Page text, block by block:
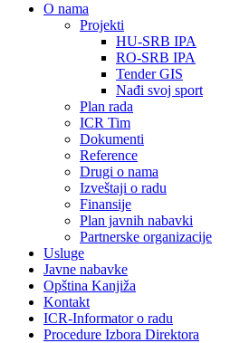
О nama
Projekti
HU-SRB IPA
RO-SRB IPA
Tender GIS
Nađi svoj sport
Plan rada
ICR Tim
Dokumenti
Reference
Drugi o nama
Izveštaji o radu
Finansije
Plan javnih nabavki
Partnerske organizacije
Usluge
Javne nabavke
Opština Kanjiža
Kontakt
ICR-Informator o radu
Procedure Izbora Direktora